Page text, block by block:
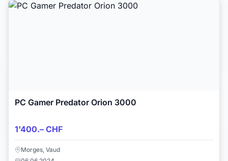
PC Gamer Predator Orion 3000
1'400.– CHF
Morges, Vaud